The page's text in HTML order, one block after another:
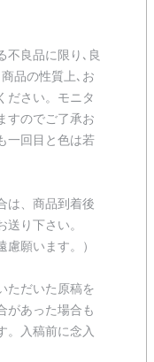
不良品に限り､良
品の性質上､お
ださい。モニタ
すのでご了承お
一回目と色は若
は、商品到着後
り下さい。
慮願います。）
ただいた原稿を
があった場合も
。入稿前に念入